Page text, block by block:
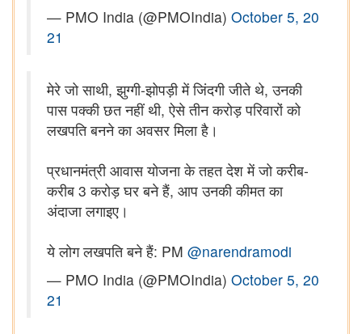
— PMO India (@PMOIndia) October 5, 20
21
मेरे जो साथी, झुग्गी-झोपड़ी में जिंदगी जीते थे, उनकी
पास पक्की छत नहीं थी, ऐसे तीन करोड़ परिवारों को
लखपति बनने का अवसर मिला है।
प्रधानमंत्री आवास योजना के तहत देश में जो करीब-
करीब 3 करोड़ घर बने हैं, आप उनकी कीमत का
अंदाजा लगाइए।
ये लोग लखपति बने हैं: PM @narendramodi
— PMO India (@PMOIndia) October 5, 20
21